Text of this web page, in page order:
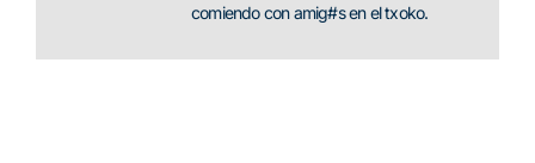
comiendo con amig#s en el txoko.